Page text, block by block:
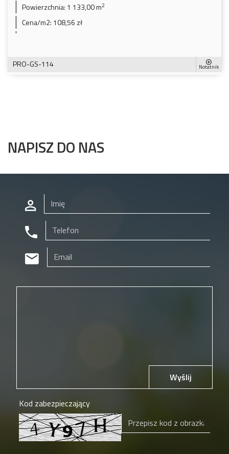
Powierzchnia: 1 133,00 m2
Cena/m2: 108,56 zł
PRO-GS-114 Notatnik
NAPISZ DO NAS
Wyślij
Kod zabezpieczający